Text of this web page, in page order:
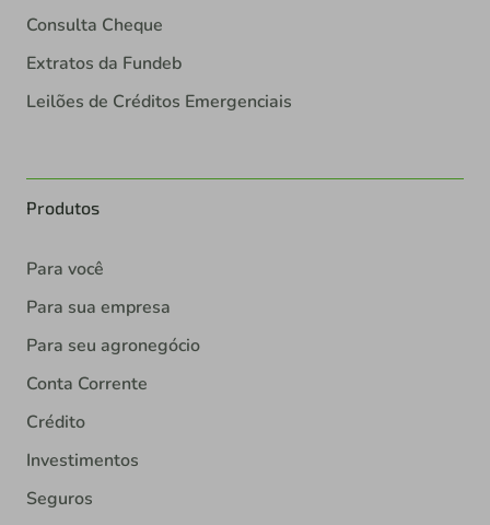
Consulta Cheque
Extratos da Fundeb
Leilões de Créditos Emergenciais
Produtos
Para você
Para sua empresa
Para seu agronegócio
Conta Corrente
Crédito
Investimentos
Seguros